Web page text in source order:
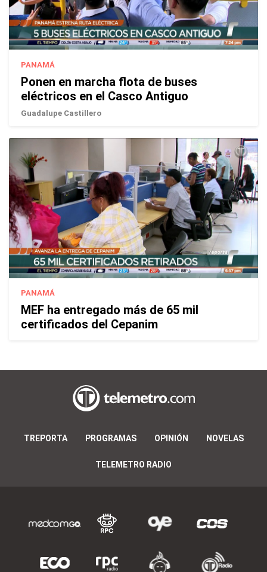
PANAMÁ
Ponen en marcha flota de buses
eléctricos en el Casco Antiguo
Guadalupe Castillero
PANAMÁ
MEF ha entregado más de 65 mil
certificados del Cepanim
TREPORTA PROGRAMAS OPINIÓN NOVELAS
TELEMETRO RADIO